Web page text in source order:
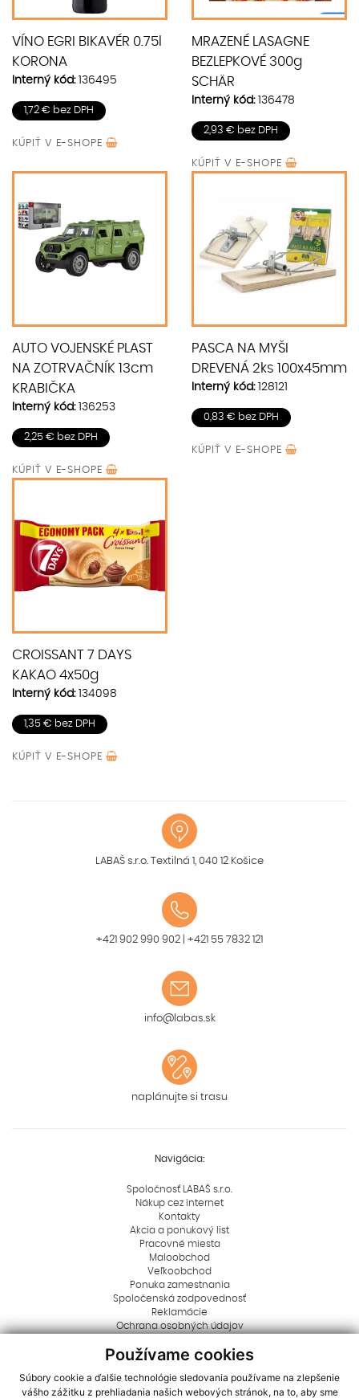
Používame cookies
Súbory cookie a ďalšie technológie sledovania používame na zlepšenie
vášho zážitku z prehliadania našich webových stránok, na to, aby sme
VÍNO EGRI BIKAVÉR 0.75l
KORONA
Interný kód:136495
1,72 € bez DPH
KÚPIŤ V E-SHOPE
MRAZENÉ LASAGNE
BEZLEPKOVÉ 300g
SCHÄR
Interný kód:136478
2,93 € bez DPH
KÚPIŤ V E-SHOPE
AUTO VOJENSKÉ PLAST
NA ZOTRVAČNÍK 13cm
KRABIČKA
Interný kód:136253
2,25 € bez DPH
KÚPIŤ V E-SHOPE
PASCA NA MYŠI
DREVENÁ 2ks 100x45mm
Interný kód:128121
0,83 € bez DPH
KÚPIŤ V E-SHOPE
CROISSANT 7 DAYS
KAKAO 4x50g
Interný kód:134098
1,35 € bez DPH
KÚPIŤ V E-SHOPE
LABAŠ s.r.o. Textilná 1, 040 12 Košice
+421 902 990 902 +421 55 7832 121
info@labas.sk
naplánujte si trasu
Navigácia:
Spoločnosť LABAŠ s.r.o.
Nákup cez internet
Kontakty
Akcia a ponukový list
Pracovné miesta
Maloobchod
Veľkoobchod
Ponuka zamestnania
Spoločenská zodpovednosť
Reklamácie
Ochrana osobných údajov
Rady a tipy
Aktuality
Logá na stiahnutie